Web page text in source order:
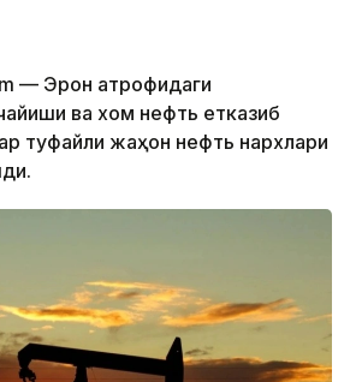
— Эрон атрофидаги
ва хом нефть етказиб
туфайли жаҳон нефть нархлари